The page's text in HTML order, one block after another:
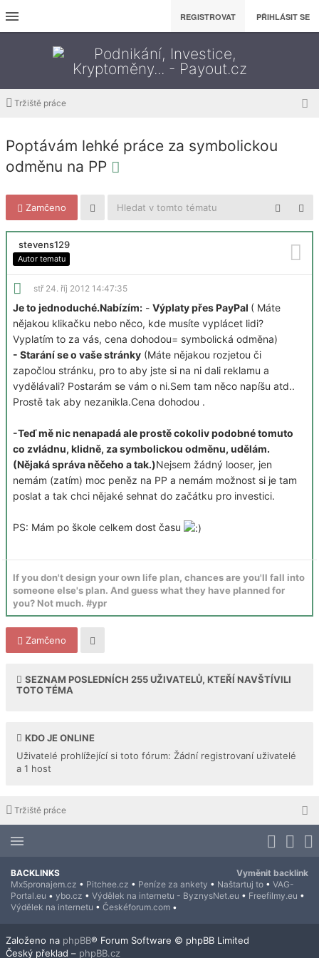
REGISTROVAT PŘIHLÁSIT SE
Tržiště práce
Poptávám lehké práce za symbolickou
odměnu na PP
Zamčeno
stevens129
Autor tematu
stř 24. říj 2012 14:47:35
Je to jednoduché.Nabízím: - Výplaty přes PayPal ( Máte
nějakou klikačku nebo něco, kde musíte vyplácet lidi?
Vyplatím to za vás, cena dohodou= symbolická odměna)
- Starání se o vaše stránky (Máte nějakou rozjetou či
započlou stránku, pro to aby jste si na ni dali reklamu a
vydělávali? Postarám se vám o ni.Sem tam něco napíšu atd..
Prostě tak aby nezanikla.Cena dohodou .
-Teď mě nic nenapadá ale prostě cokoliv podobné tomuto
co zvládnu, klidně, za symbolickou odměnu, udělám.
(Nějaká správa něčeho a tak.)Nejsem žádný looser, jen
nemám (zatím) moc peněz na PP a nemám možnost si je tam
poslat a tak chci nějaké sehnat do začátku pro investici.
PS: Mám po škole celkem dost času
If you don't design your own life plan, chances are you'll fall into
someone else's plan. And guess what they have planned for
you? Not much. #ypr
Zamčeno
SEZNAM POSLEDNÍCH 255UŽIVATELŮ, KTEŘÍ NAVŠTÍVILI
TOTO TÉMA
KDO JE ONLINE
Uživatelé prohlížející si toto fórum: Žádní registrovaní uživatelé
a 1 host
Tržiště práce
BACKLINKS
Vyměnit backlink
Mx5pronajem.cz • Pitchee.cz • Peníze za ankety • Naštartuj to • VAG-
Portal.eu • ybo.cz • Výdělek na internetu - ByznysNet.eu • Freefilmy.eu •
Výdělek na internetu • Českéforum.com •
Založeno na phpBB® Forum Software © phpBB Limited
Český překlad – phpBB.cz